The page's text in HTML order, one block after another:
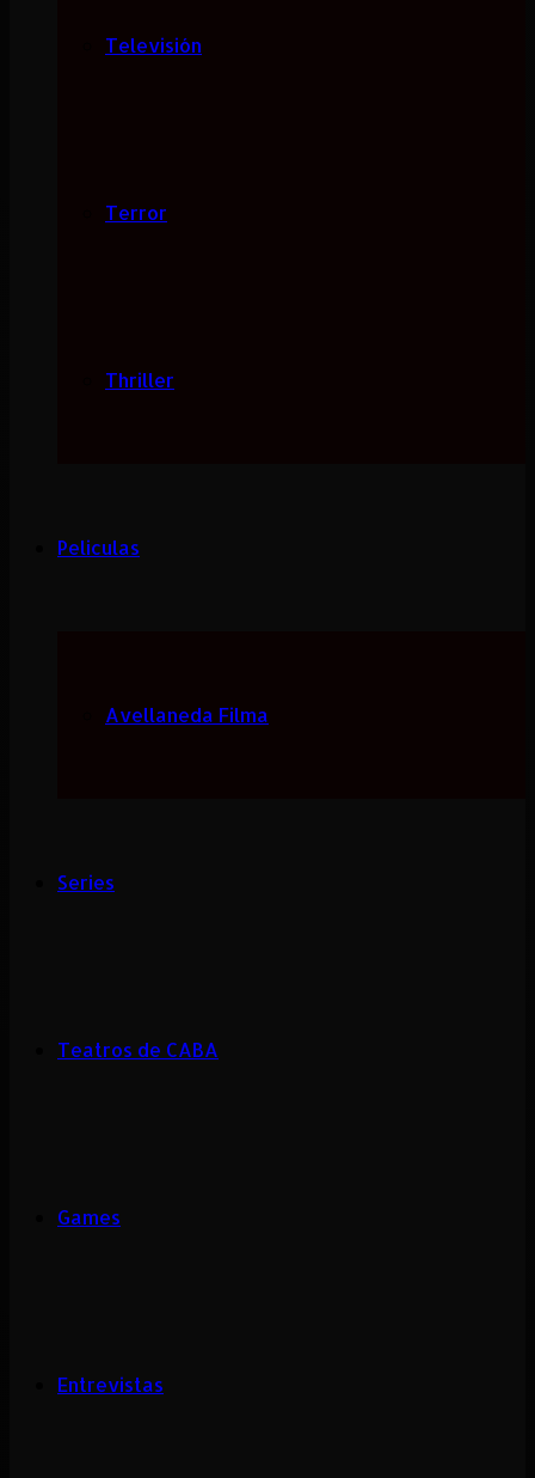
Televisión
Terror
Thriller
Peliculas
Avellaneda Filma
Series
Teatros de CABA
Games
Entrevistas